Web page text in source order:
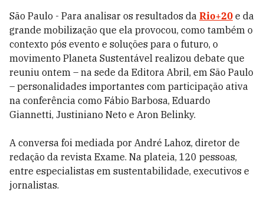
São Paulo - Para analisar os resultados da Rio+20 e da
grande mobilização que ela provocou, como também o
contexto pós evento e soluções para o futuro, o
movimento Planeta Sustentável realizou debate que
reuniu ontem – na sede da Editora Abril, em São Paulo
– personalidades importantes com participação ativa
na conferência como Fábio Barbosa, Eduardo
Giannetti, Justiniano Neto e Aron Belinky.
A conversa foi mediada por André Lahoz, diretor de
redação da revista Exame. Na plateia, 120 pessoas,
entre especialistas em sustentabilidade, executivos e
jornalistas.